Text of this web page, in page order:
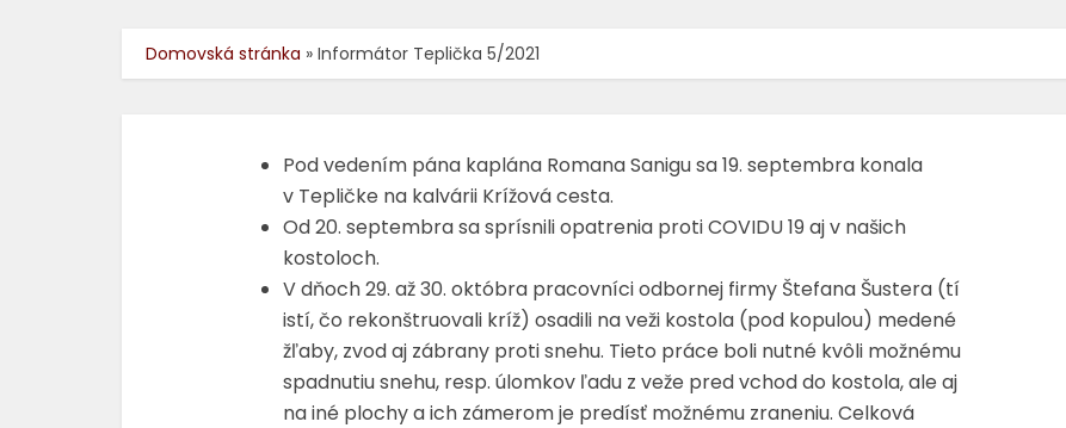
Domovská stránka » Informátor Teplička 5/2021
Pod vedením pána kaplána Romana Sanigu sa 19. septembra konala
v Tepličke na kalvárii Krížová cesta.
Od 20. septembra sa sprísnili opatrenia proti COVIDU 19 aj v našich
kostoloch.
V dňoch 29. až 30. októbra pracovníci odbornej firmy Štefana Šustera (tí
istí, čo rekonštruovali kríž) osadili na veži kostola (pod kopulou) medené
žľaby, zvod aj zábrany proti snehu. Tieto práce boli nutné kvôli možnému
spadnutiu snehu, resp. úlomkov ľadu z veže pred vchod do kostola, ale aj
na iné plochy a ich zámerom je predísť možnému zraneniu. Celková